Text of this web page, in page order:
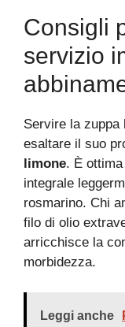
Consigli
servizio
Servire la zuppa
esaltare il suo
limone. È
integrale
rosmarino. Chi
filo di olio
arricchisce la
morbidezza.
Leggi anche